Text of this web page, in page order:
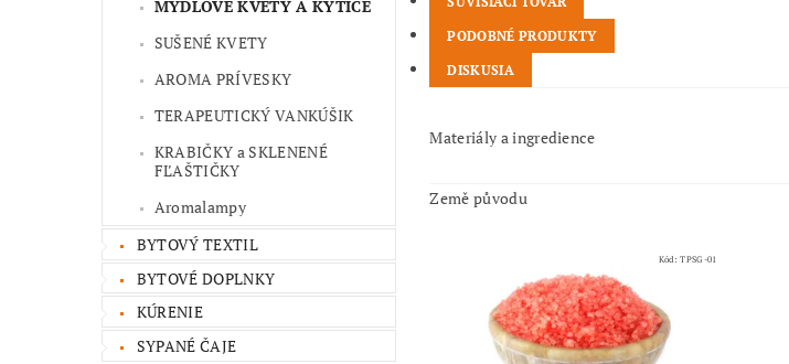
MYDLOVÉ KVETY A KYTICE
SUŠENÉ KVETY
AROMA PRÍVESKY
TERAPEUTICKÝ VANKÚŠIK
KRABIČKY a SKLENENÉ
FĽAŠTIČKY
Aromalampy
BYTOVÝ TEXTIL
BYTOVÉ DOPLNKY
KÚRENIE
SYPANÉ ČAJE
PODOBNÉ PRODUKTY
DISKUSIA
Materiály a ingredience
Země původu
Kód:TPSG-01